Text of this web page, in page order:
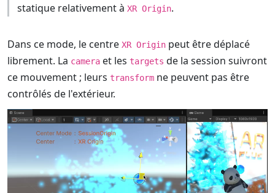
statique relativement à XR Origin.
Dans ce mode, le centre XR Origin peut être déplacé
librement. La camera et les targets de la session suivront
ce mouvement ; leurs transform ne peuvent pas être
contrôlés de l'extérieur.